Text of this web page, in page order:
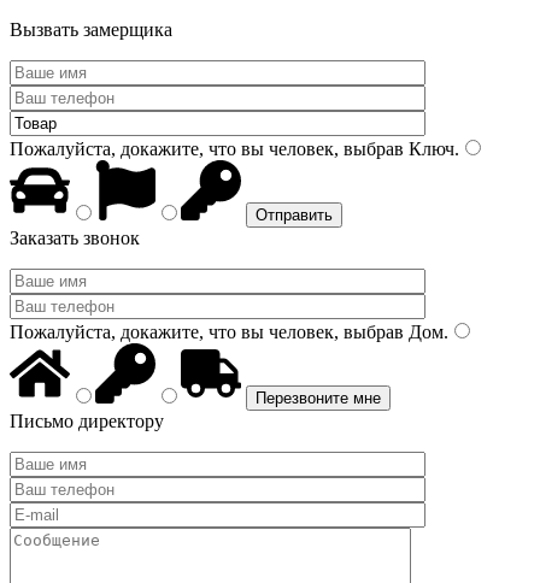
Вызвать замерщика
Пожалуйста, докажите, что вы человек, выбрав Ключ.
Заказать звонок
Пожалуйста, докажите, что вы человек, выбрав Дом.
Письмо директору